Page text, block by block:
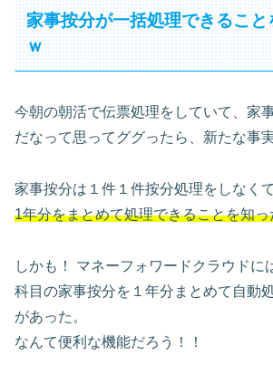
家事按分が一括処理できるこ
ｗ
今朝の朝活で伝票処理をしていて、家
だなって思ってググったら、新たな事
家事按分は１件１件按分処理をしなく
1年分をまとめて処理できることを知っ
しかも！ マネーフォワードクラウドに
科目の家事按分を１年分まとめて自動
があった。
なんて便利な機能だろう！！